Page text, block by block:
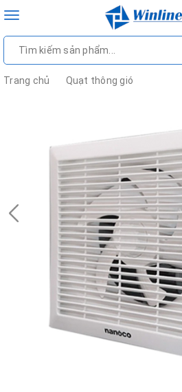
Toggle
Trang chủ Quạt thông gió